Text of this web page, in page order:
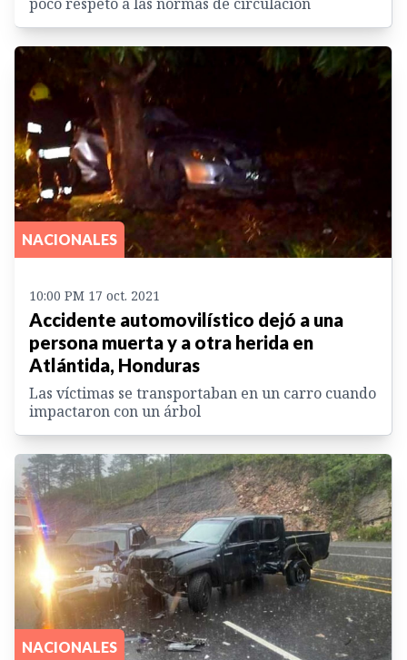
NACIONALES
10:00 PM 17 oct. 2021
Accidente automovilístico dejó a una
persona muerta y a otra herida en
Atlántida, Honduras
Las víctimas se transportaban en un carro cuando
impactaron con un árbol
NACIONALES